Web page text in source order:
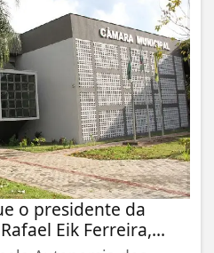
o presidente da
Eik Ferreira,...